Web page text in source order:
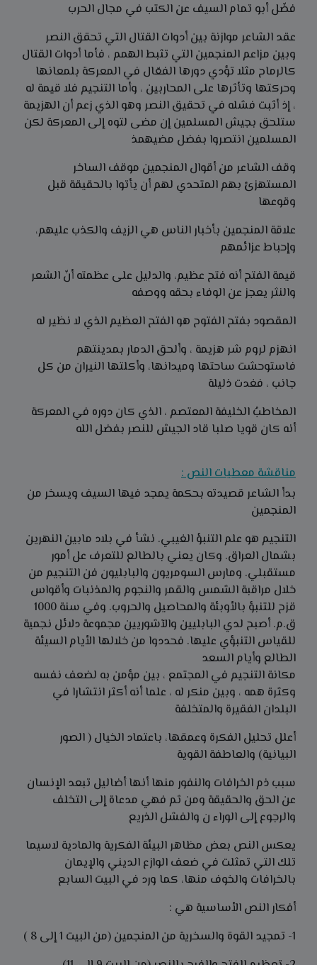
فضّل أبو تمام السيف عن الكتب في مجال الحرب
عقد الشاعر موازنة بين أدوات القتال التي تحقق النصر
وبين مزاعم المنجمين التي تثبط الهمم ، فأما أدوات القتال
كالرماح مثلا تؤدي دورها الفعّال في المعركة بلمعانها
وحركتها وتأثرها على المحاربين ، وأما التنجيم فلا قيمة له
، إذ أثبت فشله في تحقيق النصر وهو الذي زعم أن الهزيمة
ستلحق بجيش المسلمين إن مضى لتوه إلى المعركة لكن
المسلمين انتصروا بفضل مضيهمذ
وقف الشاعر من أقوال المنجمين موقف الساخر
المستهزئ بهم المتحدي لهم أن يأتوا بالحقيقة قبل
وقوعها
علاقة المنجمين بأخبار الناس هي الزيف والكذب عليهم،
وإحباط عزائمهم
قيمة الفتح أنه فتح عظيم، والدليل على عظمته أنّ الشعر
والنثر يعجز عن الوفاء بحقه ووصفه
المقصود بفتح الفتوح هو الفتح العظيم الذي لا نظير له
انهزم لروم شر هزيمة ، وألحق الدمار بمدينتهم
فاستوحشت ساحتها وميدانها، وأكلتها النيران من كل
جانب ، فغدت ذليلة
المخاطبُ الخليفة المعتصم ، الذي كان دوره في المعركة
أنه كان قويا صلبا قاد الجيش للنصر بفضل الله
مناقشة معطيات النص :
بدأ الشاعر قصيدته بحكمة يمجد فيها السيف ويسخر من
المنجمين
التنجيم هو علم التنبؤ الغيبي. نشأ في بلاد مابين النهرين
بشمال العراق. وكان يعني بالطالع للتعرف عل أمور
مستقبلي. ومارس السومريون والبابليون فن التنجيم من
خلال مراقبة الشمس والقمر والنجوم والمذنبات وأقواس
قزح للتنبؤ بالأوبئة والمحاصيل والحروب. وفي سنة 1000
ق.م. أصبح لدي البابليين والآشوريين مجموعة دلائل نجمية
للقياس التنبؤي عليها. فحددوا من خلالها الأيام السيئة
الطالع وأيام السعد
مكانة التنجيم في المجتمع ، بين مؤمن به لضعف نفسه
وكثرة همه ، وبين منكر له ، علما أنه أكثر انتشارا في
البلدان الفقيرة والمتخلفة
أعلل تحليل الفكرة وعمقها، باعتماد الخيال ( الصور
البيانية) والعاطفة القوية
سبب ذم الخرافات والنفور منها أنها أضاليل تبعد الإنسان
عن الحق والحقيقة ومن ثم فهي مدعاة إلى التخلف
والرجوع إلى الوراء ن والفشل الذريع
يعكس النص بعض مظاهر البيئة الفكرية والمادية لاسيما
تلك التي تمثلت في ضعف الوازع الديني والإيمان
بالخرافات والخوف منها، كما ورد في البيت السابع
أفكار النص الأساسية هي :
1- تمجيد القوة والسخرية من المنجمين (من البيت 1 إلى 8 )